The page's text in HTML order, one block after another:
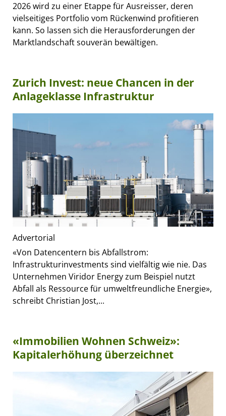
2026 wird zu einer Etappe für Ausreisser, deren
vielseitiges Portfolio vom Rückenwind profitieren
kann. So lassen sich die Herausforderungen der
Marktlandschaft souverän bewältigen.
Zurich Invest: neue Chancen in der
Anlageklasse Infrastruktur
Advertorial
«Von Datencentern bis Abfallstrom:
Infrastrukturinvestments sind vielfältig wie nie. Das
Unternehmen Viridor Energy zum Beispiel nutzt
Abfall als Ressource für umweltfreundliche Energie»,
schreibt Christian Jost,...
«Immobilien Wohnen Schweiz»:
Kapitalerhöhung überzeichnet